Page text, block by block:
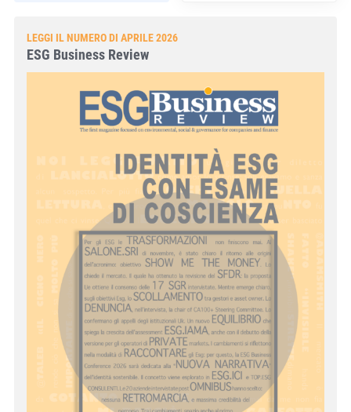
LEGGI IL NUMERO DI APRILE 2026
ESG Business Review